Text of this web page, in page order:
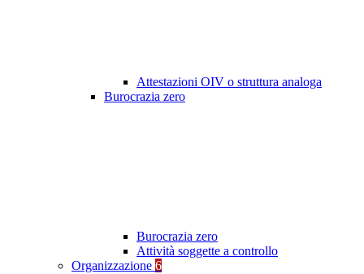
Attestazioni OIV o struttura analoga
Burocrazia zero
Burocrazia zero
Attività soggette a controllo
Organizzazione 6